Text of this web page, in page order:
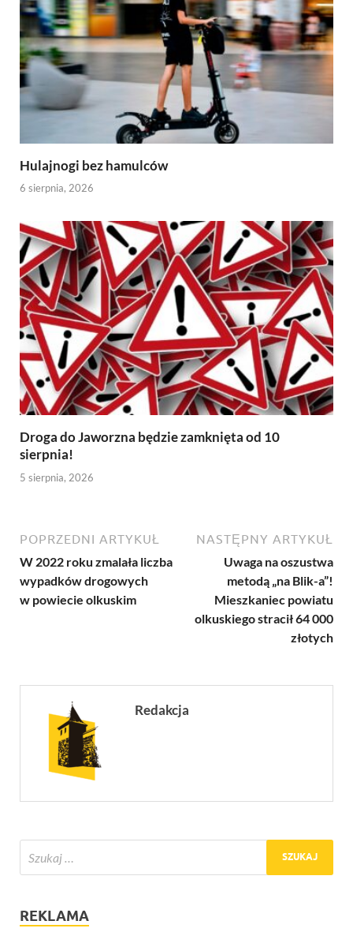
Hulajnogi bez hamulców
6 sierpnia, 2026
Droga do Jaworzna będzie zamknięta od 10
sierpnia!
5 sierpnia, 2026
POPRZEDNI ARTYKUŁ
W 2022 roku zmalała liczba
wypadków drogowych
w powiecie olkuskim
NASTĘPNY ARTYKUŁ
Uwaga na oszustwa
metodą „na Blik-a”!
Mieszkaniec powiatu
olkuskiego stracił 64 000
złotych
Redakcja
REKLAMA